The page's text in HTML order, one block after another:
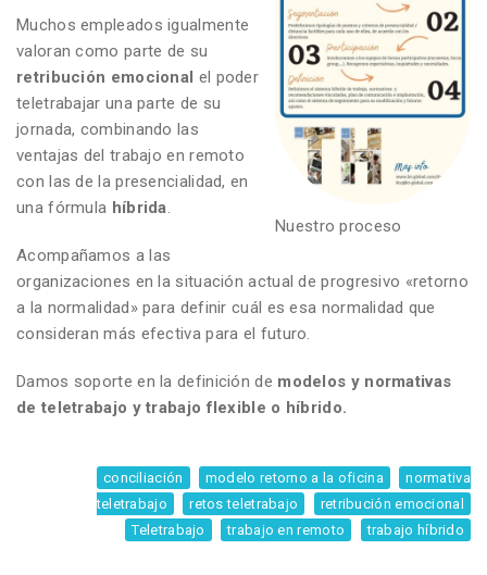
Nuestro proceso
Muchos empleados igualmente
valoran como parte de su
retribución emocional el poder
teletrabajar una parte de su
jornada, combinando las
ventajas del trabajo en remoto
con las de la presencialidad, en
una fórmula híbrida
Acompañamos a las
organizaciones en la situación actual de progresivo «retorno
a la normalidad» para definir cuál es esa normalidad que
consideran más efectiva para el futuro.
Damos soporte en la definición de modelos y normativas
de teletrabajo y trabajo flexible o híbrido.
conciliación modelo retorno a la oficina
normativa
teletrabajo
retos teletrabajo
retribución emocional
Teletrabajo
trabajo en remoto trabajo híbrido